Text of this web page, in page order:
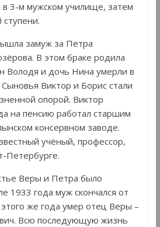
в 3-м мужском училище, затем
замуж за Петра
В этом браке родила
Володя и дочь Нина умерли в
Виктор и Борис стали
опорой. Виктор
на пенсию работал старшим
консервном заводе.
учёный, профессор,
Петербурге.
Веры и Петра было
1933 года муж скончался от
же года умер отец Веры –
Всю последующую жизнь